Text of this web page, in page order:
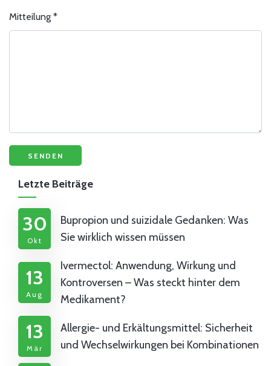
Mitteilung *
Letzte Beiträge
30
Okt
Bupropion und suizidale Gedanken: Was
Sie wirklich wissen müssen
13
Aug
Ivermectol: Anwendung, Wirkung und
Kontroversen – Was steckt hinter dem
Medikament?
13
Mär
Allergie- und Erkältungsmittel: Sicherheit
und Wechselwirkungen bei Kombinationen